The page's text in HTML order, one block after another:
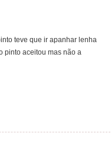
teve que ir apanhar lenha
pinto aceitou mas não a